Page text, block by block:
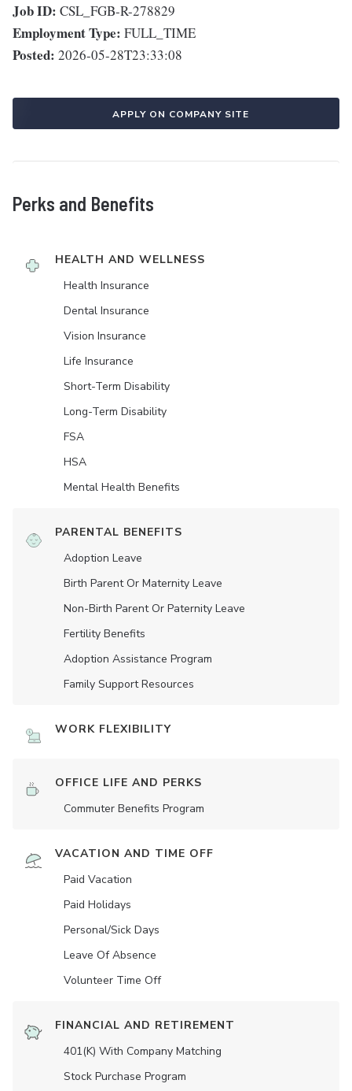
Job ID: CSL_FGB-R-278829
Employment Type: FULL_TIME
Posted: 2026-05-28T23:33:08
APPLY ON COMPANY SITE
Perks and Benefits
HEALTH AND WELLNESS
Health Insurance
Dental Insurance
Vision Insurance
Life Insurance
Short-Term Disability
Long-Term Disability
FSA
HSA
Mental Health Benefits
PARENTAL BENEFITS
Adoption Leave
Birth Parent Or Maternity Leave
Non-Birth Parent Or Paternity Leave
Fertility Benefits
Adoption Assistance Program
Family Support Resources
WORK FLEXIBILITY
OFFICE LIFE AND PERKS
Commuter Benefits Program
VACATION AND TIME OFF
Paid Vacation
Paid Holidays
Personal/Sick Days
Leave Of Absence
Volunteer Time Off
FINANCIAL AND RETIREMENT
401(K) With Company Matching
Stock Purchase Program